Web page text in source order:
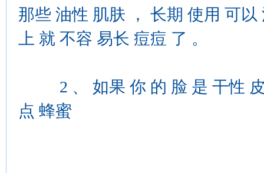
那些 油性 肌肤 ， 长期 使用 可
上 就 不容 易长 痘痘 了 。
2 、 如果 你 的 脸 是 干性 皮
点 蜂蜜